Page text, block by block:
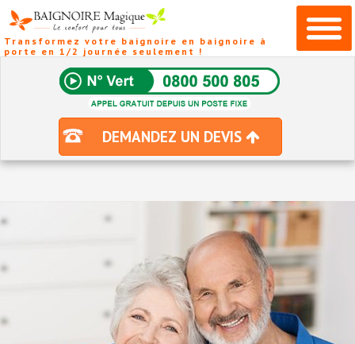
Transformez votre baignoire en baignoire à
porte en 1/2 journée seulement !
DEMANDEZ UN DEVIS